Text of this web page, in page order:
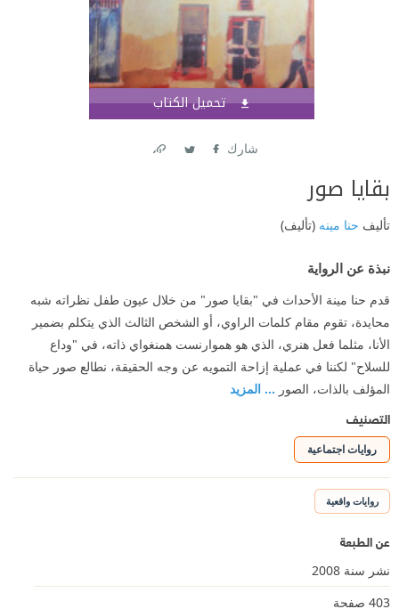
تحميل الكتاب
شارك
بقايا صور
تأليف حنا مينه (تأليف)
نبذة عن الرواية
قدم حنا مينة الأحداث في "بقايا صور" من خلال عيون طفل نظراته شبه
محايدة، تقوم مقام كلمات الراوي، أو الشخص الثالث الذي يتكلم بضمير
الأنا، مثلما فعل هنري، الذي هو هموارنست همنغواي ذاته، في "وداع
للسلاح" لكننا في عملية إزاحة التمويه عن وجه الحقيقة، نطالع صور حياة
المؤلف بالذات، الصور ... المزيد
التصنيف
روايات اجتماعية
روايات واقعية
عن الطبعة
نشر سنة 2008
403 صفحة